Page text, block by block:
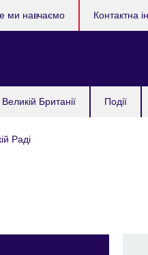
Британії Події
ми навчаємо Контактна
Раді